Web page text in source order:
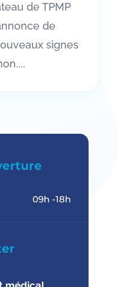
de TPMP
de
signes
09h -18h